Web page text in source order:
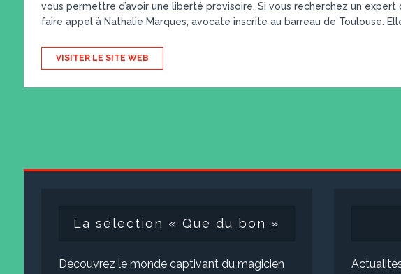
vous permettre d’avoir une liberté provisoire. Si vous recherchez un
faire appel à Nathalie Marques, avocate inscrite au barreau de Toulouse.
VISITER LE SITE WEB
La sélection « Que du bon »
Découvrez le monde captivant du magicien